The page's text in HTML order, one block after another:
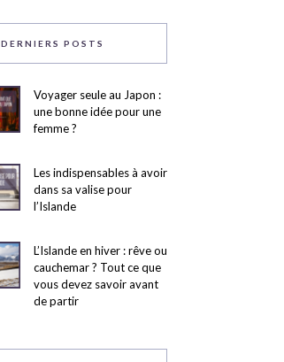
DERNIERS POSTS
Voyager seule au Japon :
une bonne idée pour une
femme ?
Les indispensables à avoir
dans sa valise pour
l’Islande
L’Islande en hiver : rêve ou
cauchemar ? Tout ce que
vous devez savoir avant
de partir